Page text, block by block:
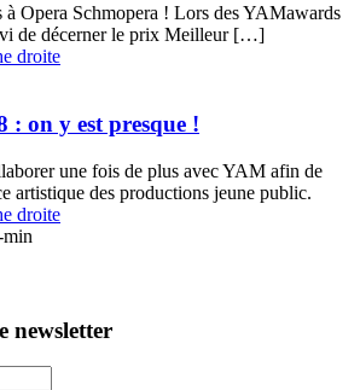
à Opera Schmopera ! Lors des YAMawards
de décerner le prix Meilleur […]
: on y est presque !
une fois de plus avec YAM afin de
artistique des productions jeune public.
newsletter